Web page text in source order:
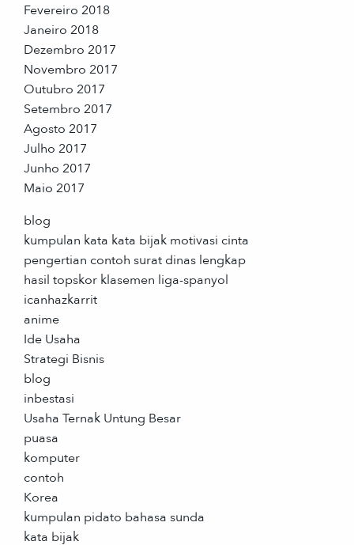
Fevereiro 2018
Janeiro 2018
Dezembro 2017
Novembro 2017
Outubro 2017
Setembro 2017
Agosto 2017
Julho 2017
Junho 2017
Maio 2017
blog
kumpulan kata kata bijak motivasi cinta
pengertian contoh surat dinas lengkap
hasil topskor klasemen liga-spanyol
icanhazkarrit
anime
Ide Usaha
Strategi Bisnis
blog
inbestasi
Usaha Ternak Untung Besar
puasa
komputer
contoh
Korea
kumpulan pidato bahasa sunda
kata bijak